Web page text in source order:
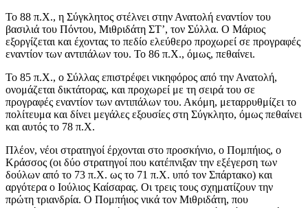
Το 88 π.Χ., η Σύγκλητος στέλνει στην Ανατολή εναντίον του
βασιλιά του Πόντου, Μιθριδάτη ΣΤ’, τον Σύλλα. Ο Μάριος
εξοργίζεται και έχοντας το πεδίο ελεύθερο προχωρεί σε προγραφές
εναντίον των αντιπάλων του. Το 86 π.Χ., όμως, πεθαίνει.
Το 85 π.Χ., ο Σύλλας επιστρέφει νικηφόρος από την Ανατολή,
ονομάζεται δικτάτορας, και προχωρεί με τη σειρά του σε
προγραφές εναντίον των αντιπάλων του. Ακόμη, μεταρρυθμίζει το
πολίτευμα και δίνει μεγάλες εξουσίες στη Σύγκλητο, όμως πεθαίνει
και αυτός το 78 π.Χ.
Πλέον, νέοι στρατηγοί έρχονται στο προσκήνιο, ο Πομπήιος, ο
Κράσσος (οι δύο στρατηγοί που κατέπνιξαν την εξέγερση των
δούλων από το 73 π.Χ. ως το 71 π.Χ. υπό τον Σπάρτακο) και
αργότερα ο Ιούλιος Καίσαρας. Οι τρεις τους σχηματίζουν την
πρώτη τριανδρία. Ο Πομπήιος νικά τον Μιθριδάτη, που